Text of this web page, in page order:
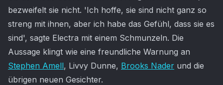
bezweifelt sie nicht. 'Ich hoffe, sie sind nicht ganz so
streng mit ihnen, aber ich habe das Gefühl, dass sie es
sind', sagte Electra mit einem Schmunzeln. Die
Aussage klingt wie eine freundliche Warnung an
Stephen Amell, Livvy Dunne, Brooks Nader und die
übrigen neuen Gesichter.